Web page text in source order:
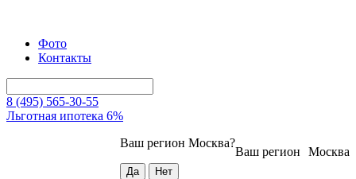
Фото
Контакты
8 (495) 565-30-55
Льготная ипотека 6%
Москва
Ваш регион
Ваш регион Москва?